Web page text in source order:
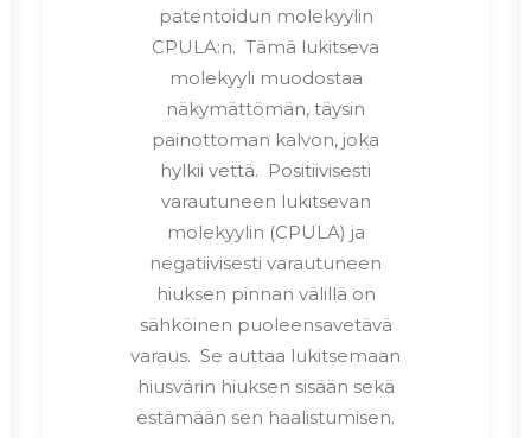
patentoidun molekyylin
CPULA:n. Tämä lukitseva
molekyyli muodostaa
näkymättömän, täysin
painottoman kalvon, joka
hylkii vettä. Positiivisesti
varautuneen lukitsevan
molekyylin (CPULA) ja
negatiivisesti varautuneen
hiuksen pinnan välillä on
sähköinen puoleensavetävä
varaus. Se auttaa lukitsemaan
hiusvärin hiuksen sisään sekä
estämään sen haalistumisen.